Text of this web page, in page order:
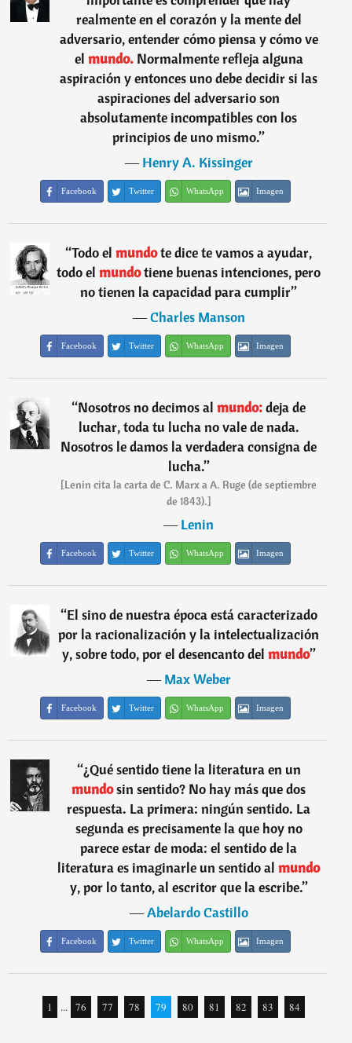
realmente en el corazón y la mente del
adversario, entender cómo piensa y cómo ve
el mundo.Normalmente refleja alguna
aspiración y entonces uno debe decidir si las
aspiraciones del adversario son
absolutamente incompatibles con los
principios de uno mismo.”
―Henry A. Kissinger
Facebook Twitter WhatsApp Imagen
“Todo el mundote dice te vamos a ayudar,
todo el mundotiene buenas intenciones, pero
no tienen la capacidad para cumplir”
―Charles Manson
Facebook Twitter WhatsApp Imagen
“Nosotros no decimos al mundo:deja de
luchar, toda tu lucha no vale de nada.
Nosotros le damos la verdadera consigna de
lucha.”
[Lenin cita la carta de C. Marx a A. Ruge (de septiembre
de 1843).]
―Lenin
Facebook Twitter WhatsApp Imagen
“El sino de nuestra época está caracterizado
por la racionalización y la intelectualización
y, sobre todo, por el desencanto del mundo”
―Max Weber
Facebook Twitter WhatsApp Imagen
“¿Qué sentido tiene la literatura en un
mundosin sentido? No hay más que dos
respuesta. La primera: ningún sentido. La
segunda es precisamente la que hoy no
parece estar de moda: el sentido de la
literatura es imaginarle un sentido al mundo
y, por lo tanto, al escritor que la escribe.”
―Abelardo Castillo
Facebook Twitter WhatsApp Imagen
1 ... 76 77 78 79 80 81 82 83 84